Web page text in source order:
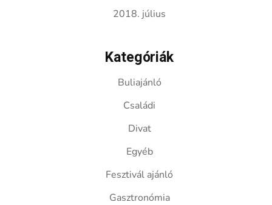
2018. július
Kategóriák
Buliajánló
Családi
Divat
Egyéb
Fesztivál ajánló
Gasztronómia